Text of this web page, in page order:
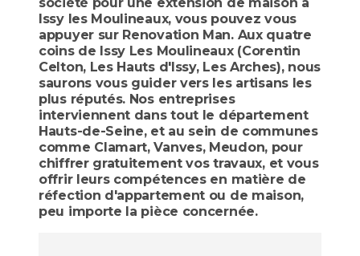
Issy les Moulineaux, vous pouvez vous
appuyer sur Renovation Man. Aux quatre
coins de Issy Les Moulineaux (Corentin
Celton, Les Hauts d'Issy, Les Arches), nous
saurons vous guider vers les artisans les
plus réputés. Nos entreprises
interviennent dans tout le département
Hauts-de-Seine, et au sein de communes
comme Clamart, Vanves, Meudon, pour
chiffrer gratuitement vos travaux, et vous
offrir leurs compétences en matière de
réfection d'appartement ou de maison,
peu importe la pièce concernée.